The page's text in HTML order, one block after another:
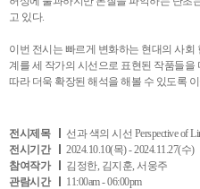
고 있다.
이번 전시는 빠르게 변화하는 현대의 사
계를 세 작가의 시선으로 표현된 작품들을
따라 더욱 확장된 해석을 해볼 수 있도록
전시제목
선과 색의 시선 Perspective of
전시기간
2024.10.10(목) - 2024.11.27(수)
참여작가
김정한, 김지훈, 서웅주
관람시간
11:00am - 06:00pm